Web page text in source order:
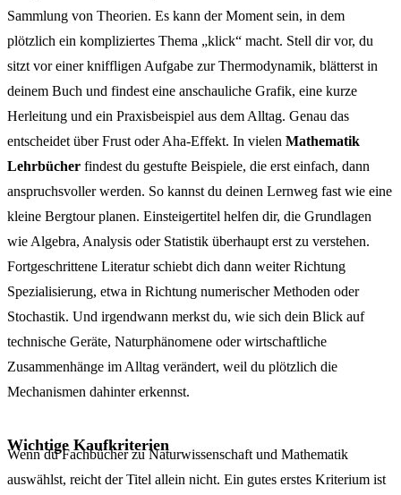
Sammlung von Theorien. Es kann der Moment sein, in dem
plötzlich ein kompliziertes Thema „klick“ macht. Stell dir vor, du
sitzt vor einer kniffligen Aufgabe zur Thermodynamik, blätterst in
deinem Buch und findest eine anschauliche Grafik, eine kurze
Herleitung und ein Praxisbeispiel aus dem Alltag. Genau das
entscheidet über Frust oder Aha-Effekt. In vielen Mathematik
Lehrbücher findest du gestufte Beispiele, die erst einfach, dann
anspruchsvoller werden. So kannst du deinen Lernweg fast wie eine
kleine Bergtour planen. Einsteigertitel helfen dir, die Grundlagen
wie Algebra, Analysis oder Statistik überhaupt erst zu verstehen.
Fortgeschrittene Literatur schiebt dich dann weiter Richtung
Spezialisierung, etwa in Richtung numerischer Methoden oder
Stochastik. Und irgendwann merkst du, wie sich dein Blick auf
technische Geräte, Naturphänomene oder wirtschaftliche
Zusammenhänge im Alltag verändert, weil du plötzlich die
Mechanismen dahinter erkennst.
Wichtige Kaufkriterien
Wenn du Fachbücher zu Naturwissenschaft und Mathematik
auswählst, reicht der Titel allein nicht. Ein gutes erstes Kriterium ist